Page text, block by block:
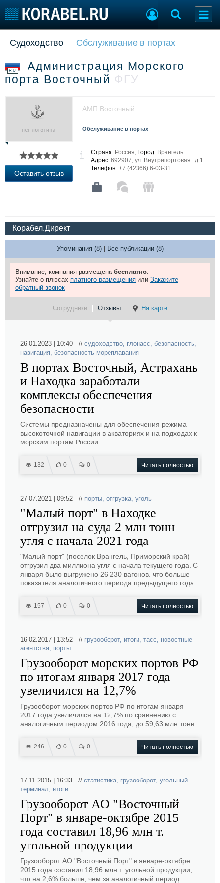
Судостроение
Новости
Компании
Работа
Крюинг
Журнал
Торговая площадка
Продажа флота
Оборудование
Материалы
Конференции
Выставки и семинары
Флот
Галерея флота
Форум
Судоходство Обслуживание в портах
RU
Администрация Морского
порта Восточный ФГУ
АМП Восточный
Обслуживание в портах
Оставить отзыв
Страна: Россия, Город: Врангель
Адрес: 692907, ул. Внутрипортовая , д.1
Телефон: +7 (42366) 6-03-31
Корабел.Директ
Упоминания (8)| Все публикации (8)
Внимание, компания размещена бесплатно.
Узнайте о плюсах платного размещения или Закажите
обратный звонок
Сотрудники Отзывы На карте
26.01.2023 | 10:40 // судоходство, глонасс, безопасность,
навигация, безопасность мореплавания
В портах Восточный, Астрахань
и Находка заработали
комплексы обеспечения
безопасности
Системы предназначены для обеспечения режима
высокоточной навигации в акваториях и на подходах к
морским портам России.
132 0 0 Читать полностью
27.07.2021 | 09:52 // порты, отгрузка, уголь
"Малый порт" в Находке
отгрузил на суда 2 млн тонн
угля с начала 2021 года
"Малый порт" (поселок Врангель, Приморский край)
отгрузил два миллиона угля с начала текущего года. С
января было выгружено 26 230 вагонов, что больше
показателя аналогичного периода предыдущего года.
157 0 0 Читать полностью
16.02.2017 | 13:52 // грузооборот, итоги, тасс, новостные
агентства, порты
Грузооборот морских портов РФ
по итогам января 2017 года
увеличился на 12,7%
Грузооборот морских портов РФ по итогам января
2017 года увеличился на 12,7% по сравнению с
аналогичным периодом 2016 года, до 59,63 млн тонн.
246 0 0 Читать полностью
17.11.2015 | 16:33 // статистика, грузооборот, угольный
терминал, итоги
Грузооборот АО "Восточный
Порт" в январе-октябре 2015
года составил 18,96 млн т.
угольной продукции
Грузооборот АО "Восточный Порт" в январе-октябре
2015 года составил 18,96 млн т. угольной продукции,
что на 2,6% больше, чем за аналогичный период